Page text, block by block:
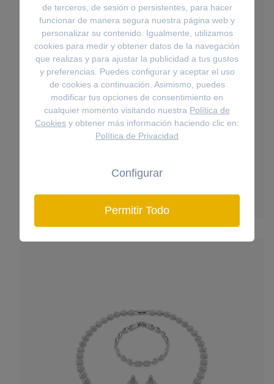
Colgantes
tono oro rosa
129€
de terceros, de sesión o persistentes, para hacer
funcionar de manera segura nuestra página web y
personalizar su contenido. Igualmente, utilizamos
cookies para medir y obtener datos de la navegación
que realizas y para ajustar la publicidad a tus gustos
y preferencias. Puedes configurar y aceptar el uso
de cookies a continuación. Asimismo, puedes
modificar tus opciones de consentimiento en
cualquier momento visitando nuestra Política de
Cookies y obtener más información haciendo clic en:
Política de Privacidad
Configurar
Permitir Todo